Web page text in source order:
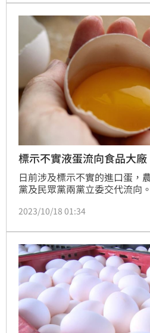
出，畜產會委託業者生產冷凍
誤標示原產地「台灣」的產品
達41％。另有逾20萬標示不
丘)
標示不實液蛋流向食品大
日前涉及標示不實的進口蛋，
黨及民眾黨兩黨立委交代流向
業部整理清單委託食藥署調查
無安全疑慮。(記者黃仲丘)
2023/10/18 01:34